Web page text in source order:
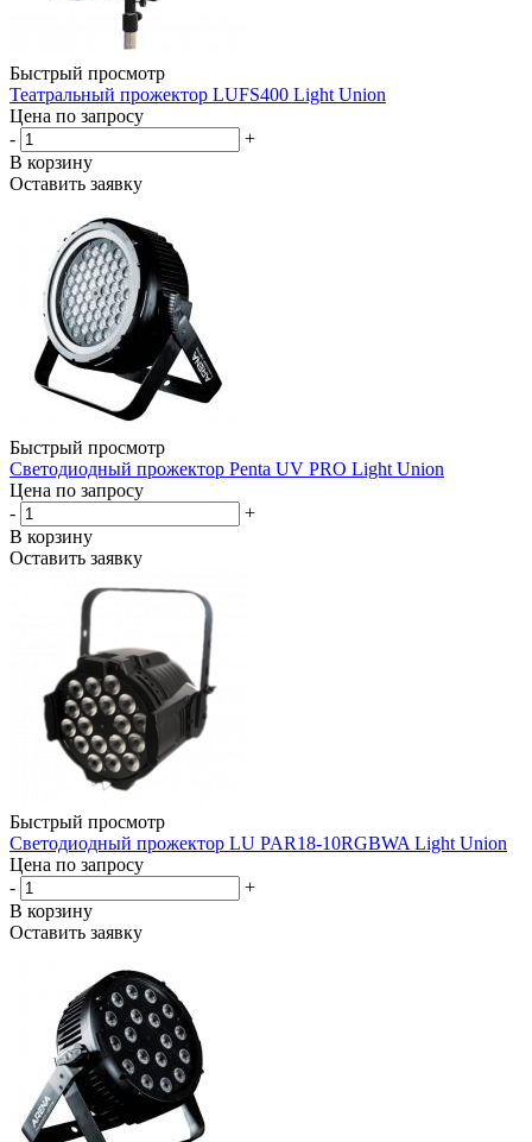
Быстрый просмотр
Театральный прожектор LUFS400 Light Union
Цена по запросу
-
+
В корзину
Оставить заявку
Быстрый просмотр
Светодиодный прожектор Penta UV PRO Light Union
Цена по запросу
-
+
В корзину
Оставить заявку
Быстрый просмотр
Светодиодный прожектор LU PAR18-10RGBWA Light Union
Цена по запросу
-
+
В корзину
Оставить заявку